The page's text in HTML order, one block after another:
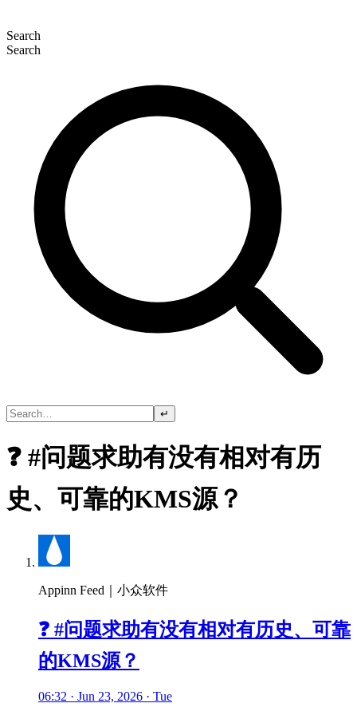
Search
Search
↵
❓ #问题求助有没有相对有历
史、可靠的KMS源？
Appinn Feed｜小众软件
❓ #问题求助有没有相对有历史、可靠
的KMS源？
06:32 · Jun 23, 2026 · Tue